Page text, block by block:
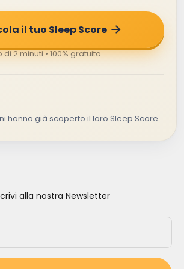
il tuo Sleep Score
2 minuti • 100% gratuito
hanno già scoperto il loro Sleep Score
alla nostra Newsletter